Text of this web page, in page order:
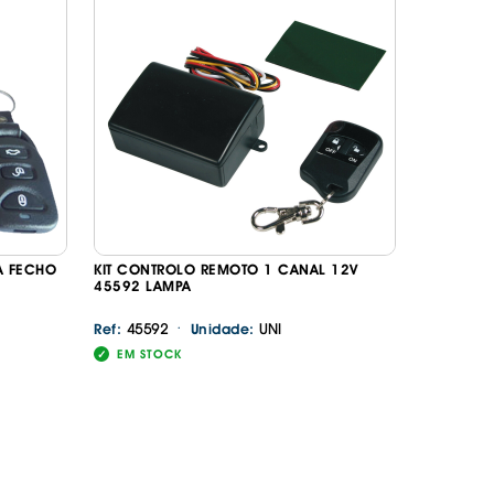
PNEUS
EBC
FECHO
KIT CONTROLO REMOTO 1 CANAL 12V
45592 LAMPA
Ref: 45592 · Unidade:UNI
EM STOCK